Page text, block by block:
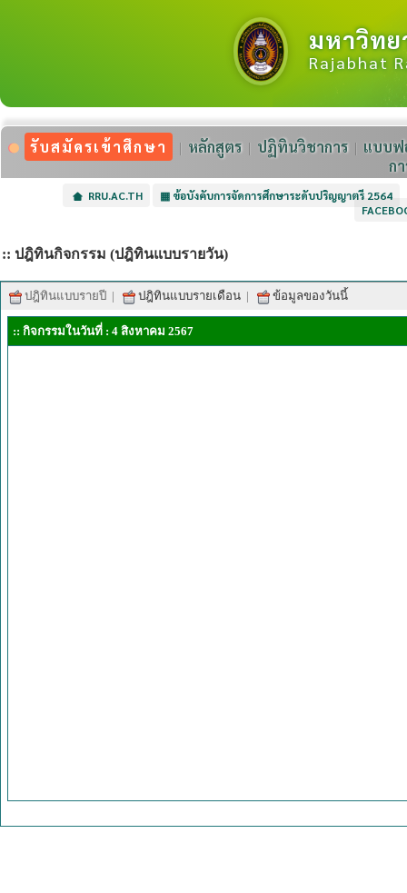
มหาวิท
Rajabhat
รับสมัครเข้าศึกษา หลักสูตร ปฏิทินวิชาการ
แบบฟ
ก
RRU.AC.TH ▦ ข้อบังคับการจัดการศึกษาระดับปริญญาตรี 2564
:: ปฎิทินกิจกรรม (ปฎิทินแบบรายวัน)
ปฎิทินแบบรายปี | ปฎิทินแบบรายเดือน | ข้อมูลของวันนี้
:: กิจกรรมในวันที่ : 4 สิงหาคม 2567